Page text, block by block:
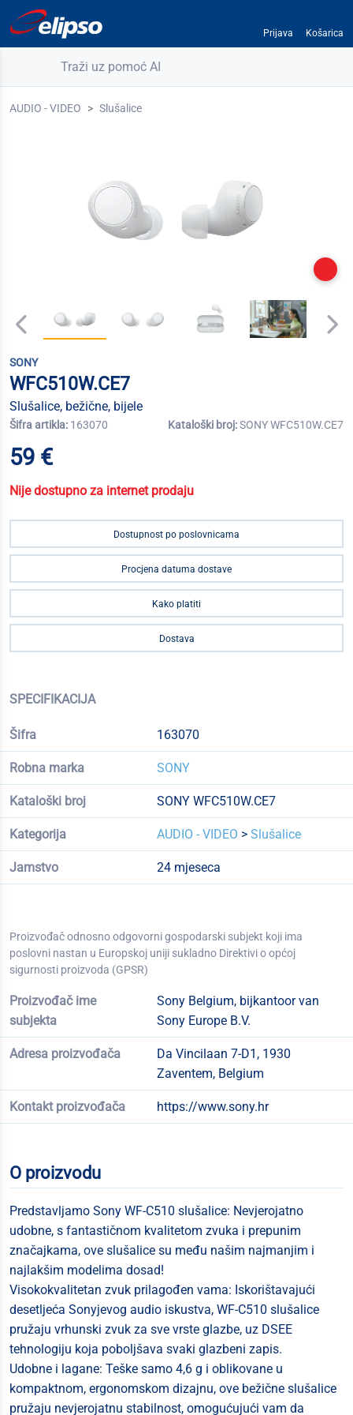
Prijava Košarica
Traži uz pomoć AI
AUDIO - VIDEO Slušalice
SONY
WFC510W.CE7
Slušalice, bežične, bijele
Šifra artikla: 163070 Kataloški broj:SONY WFC510W.CE7
59 €
Nije dostupno za internet prodaju
Dostupnost po poslovnicama
Procjena datuma dostave
Kako platiti
Dostava
SPECIFIKACIJA
Šifra 163070
Robna marka SONY
Kataloški broj SONY WFC510W.CE7
Kategorija AUDIO - VIDEO > Slušalice
Jamstvo 24 mjeseca
Proizvođač odnosno odgovorni gospodarski subjekt koji ima
poslovni nastan u Europskoj uniji sukladno Direktivi o općoj
sigurnosti proizvoda (GPSR)
Proizvođač ime
subjekta
Sony Belgium, bijkantoor van
Sony Europe B.V.
Adresa proizvođača
Da Vincilaan 7-D1, 1930
Zaventem, Belgium
Kontakt proizvođača https://www.sony.hr
O proizvodu
Predstavljamo Sony WF-C510 slušalice: Nevjerojatno
udobne, s fantastičnom kvalitetom zvuka i prepunim
značajkama, ove slušalice su među našim najmanjim i
najlakšim modelima dosad!
Visokokvalitetan zvuk prilagođen vama: Iskorištavajući
desetljeća Sonyjevog audio iskustva, WF-C510 slušalice
pružaju vrhunski zvuk za sve vrste glazbe, uz DSEE
tehnologiju koja poboljšava svaki glazbeni zapis.
Udobne i lagane: Teške samo 4,6 g i oblikovane u
kompaktnom, ergonomskom dizajnu, ove bežične slušalice
pružaju nevjerojatnu stabilnost, omogućujući vam da